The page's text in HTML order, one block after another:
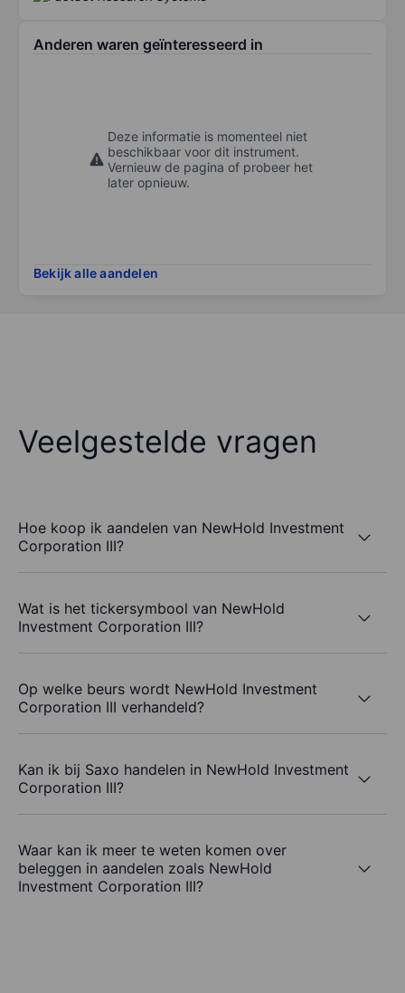
Anderen waren geïnteresseerd in
Deze informatie is momenteel niet
beschikbaar voor dit instrument.
Vernieuw de pagina of probeer het
later opnieuw.
Bekijk alle aandelen
Veelgestelde vragen
Hoe koop ik aandelen van NewHold Investment
Corporation III?
Wat is het tickersymbool van NewHold
Investment Corporation III?
Op welke beurs wordt NewHold Investment
Corporation III verhandeld?
Kan ik bij Saxo handelen in NewHold Investment
Corporation III?
Waar kan ik meer te weten komen over
beleggen in aandelen zoals NewHold
Investment Corporation III?